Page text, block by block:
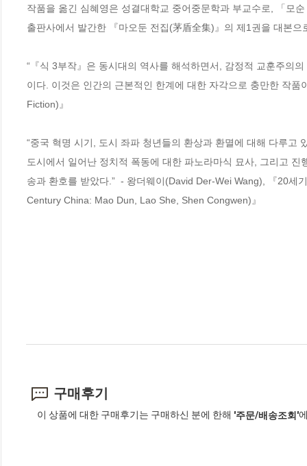
작품을 옮긴 심혜영은 성결대학교 중어중문학과 부교수로, 「모
출판사에서 발간한 『마오둔 전집(茅盾全集)』의 제1권을 대본
“『식 3부작』은 동시대의 역사를 해석하면서, 감정적 교훈주의
이다. 이것은 인간의 근본적인 한계에 대한 자각으로 충만한 작
Fiction)』
“중국 혁명 시기, 도시 좌파 청년들의 환상과 환멸에 대해 다루고
도시에서 일어난 정치적 폭동에 대한 파노라마식 묘사, 그리고
송과 환호를 받았다.”  - 왕더웨이(David Der-Wei Wang), 『20
Century China: Mao Dun, Lao She, Shen Congwen)』
구매후기
이 상품에 대한 구매후기는 구매하신 분에 한해 '주문/배송조회'